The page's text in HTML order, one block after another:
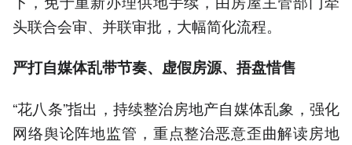
头联合会审、并联审批，大幅简化流程。
严打自媒体乱带节奏、虚假房源、捂盘惜售
“花八条”指出，持续整治房地产自媒体乱象，强化
网络舆论阵地监管，重点整治恶意歪曲解读房地